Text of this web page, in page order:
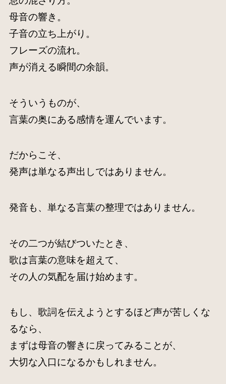
母音の響き。
子音の立ち上がり。
フレーズの流れ。
声が消える瞬間の余韻。
そういうものが、
言葉の奥にある感情を運んでいます。
だからこそ、
発声は単なる声出しではありません。
発音も、単なる言葉の整理ではありません。
その二つが結びついたとき、
歌は言葉の意味を超えて、
その人の気配を届け始めます。
もし、歌詞を伝えようとするほど声が苦しくな
るなら、
まずは母音の響きに戻ってみることが、
大切な入口になるかもしれません。